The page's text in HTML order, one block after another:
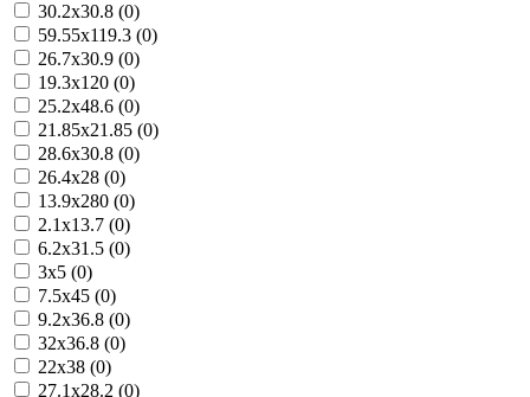
30.2x30.8 (0)
59.55x119.3 (0)
26.7x30.9 (0)
19.3x120 (0)
25.2x48.6 (0)
21.85x21.85 (0)
28.6x30.8 (0)
26.4x28 (0)
13.9x280 (0)
2.1x13.7 (0)
6.2x31.5 (0)
3x5 (0)
7.5x45 (0)
9.2x36.8 (0)
32x36.8 (0)
22x38 (0)
27.1x28.2 (0)